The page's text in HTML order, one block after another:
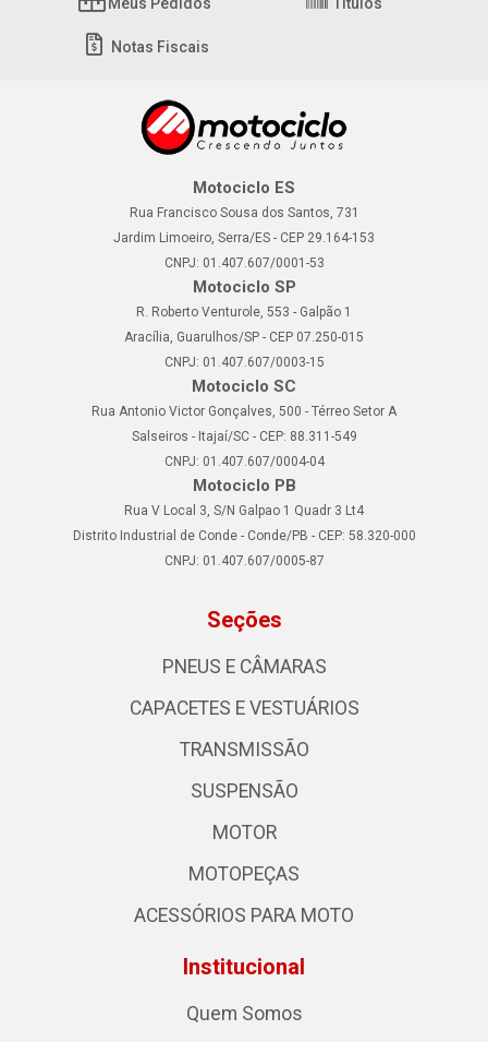
Notas Fiscais
Motociclo ES
Rua Francisco Sousa dos Santos, 731
Jardim Limoeiro, Serra/ES - CEP 29.164-153
CNPJ: 01.407.607/0001-53
Motociclo SP
R. Roberto Venturole, 553 - Galpão 1
Aracília, Guarulhos/SP - CEP 07.250-015
CNPJ: 01.407.607/0003-15
Motociclo SC
Rua Antonio Victor Gonçalves, 500 - Térreo Setor A
Salseiros - Itajaí/SC - CEP: 88.311-549
CNPJ: 01.407.607/0004-04
Motociclo PB
Rua V Local 3, S/N Galpao 1 Quadr 3 Lt4
Distrito Industrial de Conde - Conde/PB - CEP: 58.320-000
CNPJ: 01.407.607/0005-87
Seções
PNEUS E CÂMARAS
CAPACETES E VESTUÁRIOS
TRANSMISSÃO
SUSPENSÃO
MOTOR
MOTOPEÇAS
ACESSÓRIOS PARA MOTO
Institucional
Quem Somos